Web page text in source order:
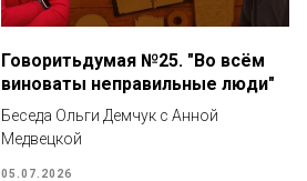
Говоритьдумая №25. "Во всём
виноваты неправильные люди"
Беседа Ольги Демчук с Анной
Медвецкой
05.07.2026